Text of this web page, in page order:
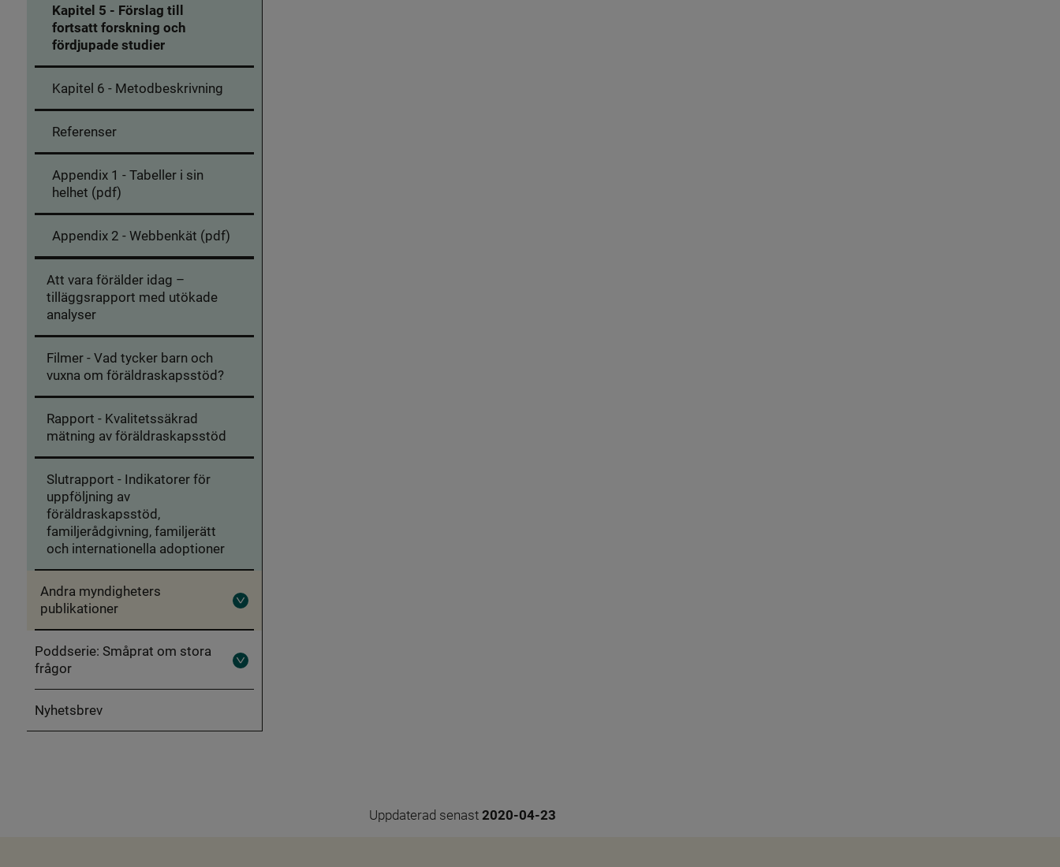
stöd
Kapitel 5 - Förslag till
fortsatt forskning och
fördjupade studier
Kapitel 6 - Metodbeskrivning
Referenser
Appendix 1 - Tabeller i sin
helhet (pdf)
Appendix 2 - Webbenkät (pdf)
Att vara förälder idag –
tilläggsrapport med utökade
analyser
Filmer - Vad tycker barn och
vuxna om föräldraskapsstöd?
Rapport - Kvalitetssäkrad
mätning av föräldraskapsstöd
Slutrapport - Indikatorer för
uppföljning av
föräldraskapsstöd,
familjerådgivning, familjerätt
och internationella adoptioner
Andra myndigheters
publikationer
Fäll
Andra
publikationer
Poddserie: Småprat om stora
frågor
Fäll
Poddserie:
Nyhetsbrev
Uppdaterad senast 2020-04-23